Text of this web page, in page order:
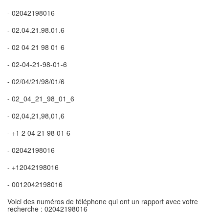
- 02042198016
- 02.04.21.98.01.6
- 02 04 21 98 01 6
- 02-04-21-98-01-6
- 02/04/21/98/01/6
- 02_04_21_98_01_6
- 02,04,21,98,01,6
- +1 2 04 21 98 01 6
- 02042198016
- +12042198016
- 0012042198016
Voici des numéros de téléphone qui ont un rapport avec votre
recherche : 02042198016